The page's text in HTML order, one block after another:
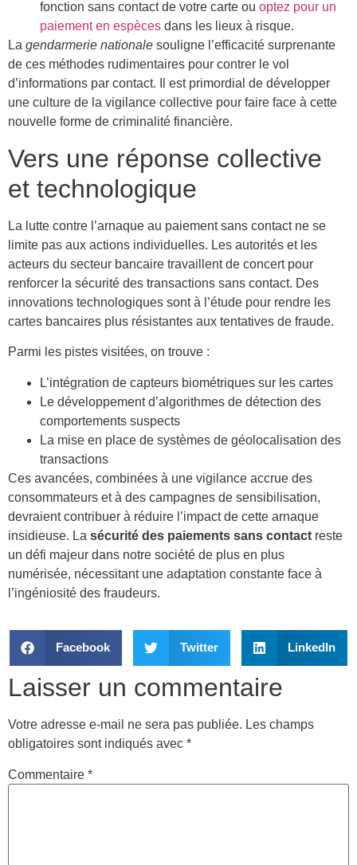
fonction sans contact de votre carte ou optez pour un
paiement en espèces dans les lieux à risque.
La gendarmerie nationale souligne l’efficacité surprenante
de ces méthodes rudimentaires pour contrer le vol
d’informations par contact. Il est primordial de développer
une culture de la vigilance collective pour faire face à cette
nouvelle forme de criminalité financière.
Vers une réponse collective
et technologique
La lutte contre l’arnaque au paiement sans contact ne se
limite pas aux actions individuelles. Les autorités et les
acteurs du secteur bancaire travaillent de concert pour
renforcer la sécurité des transactions sans contact. Des
innovations technologiques sont à l’étude pour rendre les
cartes bancaires plus résistantes aux tentatives de fraude.
Parmi les pistes visitées, on trouve :
L’intégration de capteurs biométriques sur les cartes
Le développement d’algorithmes de détection des
comportements suspects
La mise en place de systèmes de géolocalisation des
transactions
Ces avancées, combinées à une vigilance accrue des
consommateurs et à des campagnes de sensibilisation,
devraient contribuer à réduire l’impact de cette arnaque
insidieuse. La sécurité des paiements sans contact reste
un défi majeur dans notre société de plus en plus
numérisée, nécessitant une adaptation constante face à
l’ingéniosité des fraudeurs.
Facebook Twitter LinkedIn
Laisser un commentaire
Votre adresse e-mail ne sera pas publiée. Les champs
obligatoires sont indiqués avec *
Commentaire *